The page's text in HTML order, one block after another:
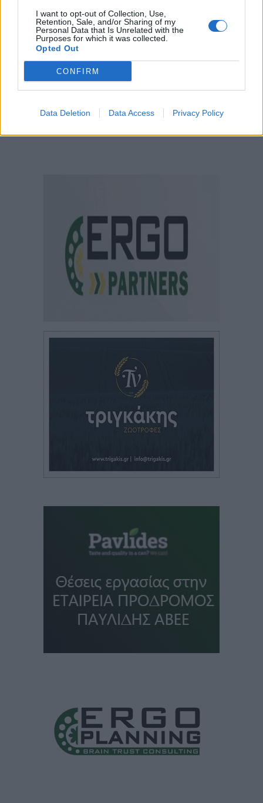
I want to opt-out of Collection, Use,
Retention, Sale, and/or Sharing of my
Personal Data that Is Unrelated with the
Purposes for which it was collected.
Opted Out
CONFIRM
Data Deletion Data Access Privacy Policy